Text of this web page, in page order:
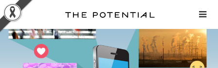
Skip
to
content